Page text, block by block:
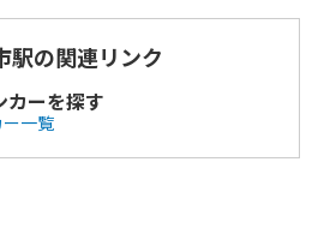
駅の関連リンク
カーを探す
一覧